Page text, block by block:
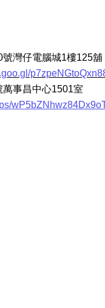
灣仔電腦城1樓125舖
事昌中心1501室